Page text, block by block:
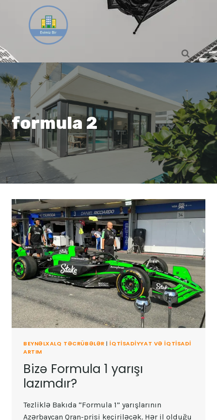
formula 2
BEYNƏLXALQ TƏCRÜBƏLƏR |İQTISADIYYAT VƏ IQTISADI
ARTIM
Bizə Formula 1 yarışı
lazımdır?
Tezliklə Bakıda “Formula 1” yarışlarının
Azərbaycan Qran-prisi keçiriləcək. Hər il olduğu